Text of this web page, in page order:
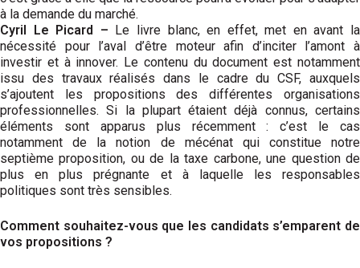
à la demande du marché.
Cyril Le Picard – Le livre blanc, en effet, met en avant la
nécessité pour l’aval d’être moteur afin d’inciter l’amont à
investir et à innover. Le contenu du document est notamment
issu des travaux réalisés dans le cadre du CSF, auxquels
s’ajoutent les propositions des différentes organisations
professionnelles. Si la plupart étaient déjà connus, certains
éléments sont apparus plus récemment : c’est le cas
notamment de la notion de mécénat qui constitue notre
septième proposition, ou de la taxe carbone, une question de
plus en plus prégnante et à laquelle les responsables
politiques sont très sensibles.
Comment souhaitez-vous que les candidats s’emparent de
vos propositions ?